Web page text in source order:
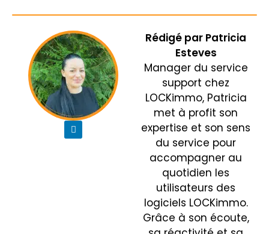
Rédigé par Patricia
Esteves
Manager du service
support chez
LOCKimmo, Patricia
met à profit son
expertise et son sens
du service pour
accompagner au
quotidien les
utilisateurs des
logiciels LOCKimmo.
Grâce à son écoute,